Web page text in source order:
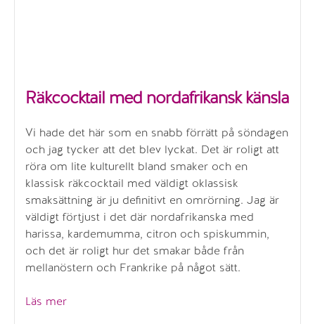
Räkcocktail med nordafrikansk känsla
Vi hade det här som en snabb förrätt på söndagen
och jag tycker att det blev lyckat. Det är roligt att
röra om lite kulturellt bland smaker och en
klassisk räkcocktail med väldigt oklassisk
smaksättning är ju definitivt en omrörning. Jag är
väldigt förtjust i det där nordafrikanska med
harissa, kardemumma, citron och spiskummin,
och det är roligt hur det smakar både från
mellanöstern och Frankrike på något sätt.
Läs mer”Räkcocktail